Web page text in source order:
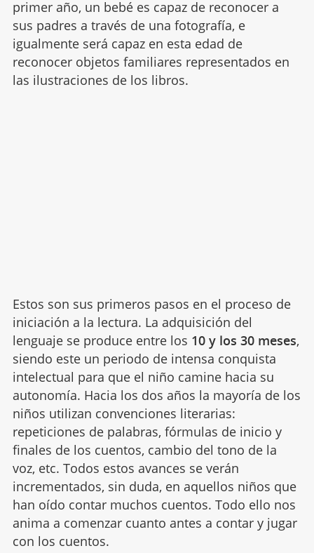
primer año, un bebé es capaz de reconocer a
sus padres a través de una fotografía, e
igualmente será capaz en esta edad de
reconocer objetos familiares representados en
las ilustraciones de los libros.
Estos son sus primeros pasos en el proceso de
iniciación a la lectura. La adquisición del
lenguaje se produce entre los 10 y los 30 meses,
siendo este un periodo de intensa conquista
intelectual para que el niño camine hacia su
autonomía. Hacia los dos años la mayoría de los
niños utilizan convenciones literarias:
repeticiones de palabras, fórmulas de inicio y
finales de los cuentos, cambio del tono de la
voz, etc. Todos estos avances se verán
incrementados, sin duda, en aquellos niños que
han oído contar muchos cuentos. Todo ello nos
anima a comenzar cuanto antes a contar y jugar
con los cuentos.